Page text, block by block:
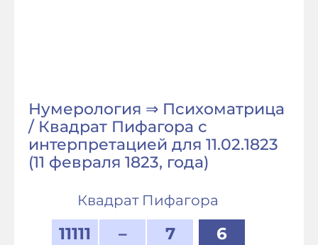
Нумерология ⇒ Психоматрица
/ Квадрат Пифагора с
интерпретацией для 11.02.1823
(11 февраля 1823, года)
Квадрат Пифагора
11111 – 7 6